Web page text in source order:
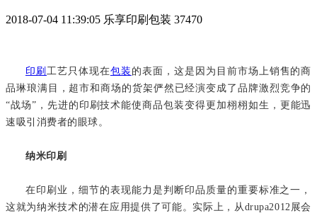
2018-07-04 11:39:05 乐享印刷包装 37470
印刷 工艺只体现在包装 的表面，这是因为目前市场上销售的商
品琳琅满目，超市和商场的货架俨然已经演变成了品牌激烈竞争的
“战场”，先进的印刷技术能使商品包装变得更加栩栩如生，更能迅
速吸引消费者的眼球。
纳米印刷
在印刷业，细节的表现能力是判断印品质量的重要标准之一，
这就为纳米技术的潜在应用提供了可能。实际上，从drupa2012展会